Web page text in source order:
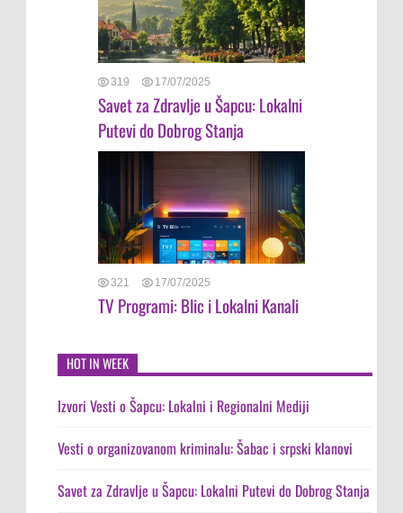
319 17/07/2025
Savet za Zdravlje u Šapcu: Lokalni
Putevi do Dobrog Stanja
321 17/07/2025
TV Programi: Blic i Lokalni Kanali
HOT IN WEEK
Izvori Vesti o Šapcu: Lokalni i Regionalni Mediji
Vesti o organizovanom kriminalu: Šabac i srpski klanovi
Savet za Zdravlje u Šapcu: Lokalni Putevi do Dobrog Stanja